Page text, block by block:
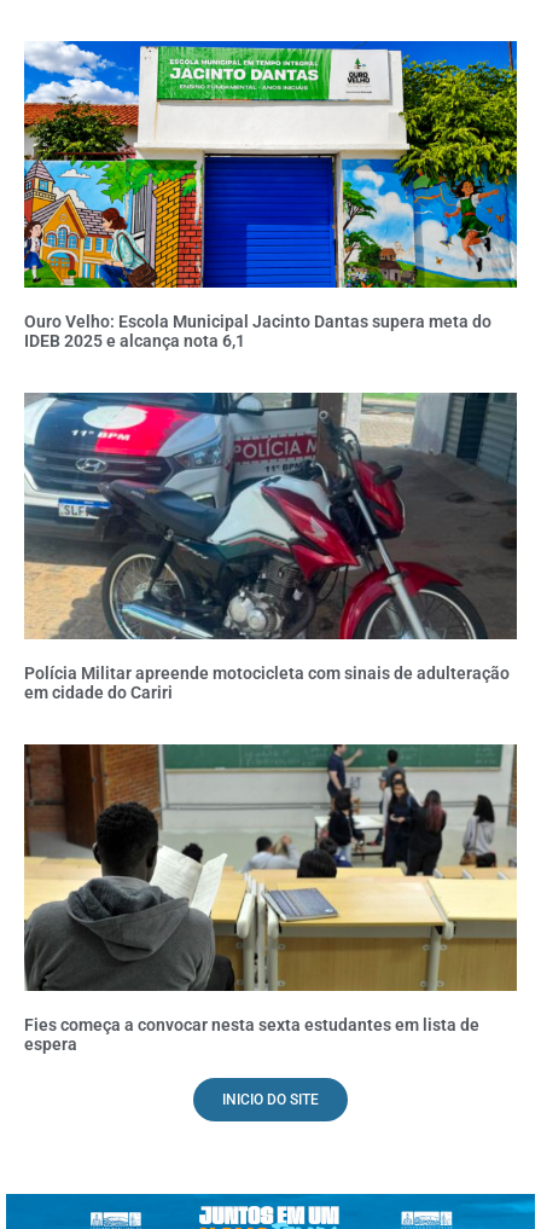
Ouro Velho: Escola Municipal Jacinto Dantas supera meta do
IDEB 2025 e alcança nota 6,1
Polícia Militar apreende motocicleta com sinais de adulteração
em cidade do Cariri
Fies começa a convocar nesta sexta estudantes em lista de
espera
INICIO DO SITE